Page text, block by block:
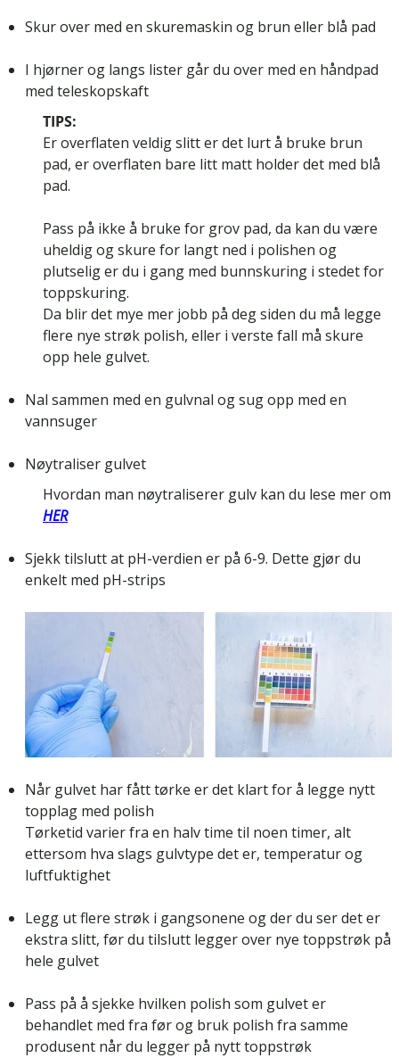
Skur over med en skuremaskin og brun eller blå pad
I hjørner og langs lister går du over med en håndpad
med teleskopskaft
TIPS:
Er overflaten veldig slitt er det lurt å bruke brun
pad, er overflaten bare litt matt holder det med blå
pad.
Pass på ikke å bruke for grov pad, da kan du være
uheldig og skure for langt ned i polishen og
plutselig er du i gang med bunnskuring i stedet for
toppskuring.
Da blir det mye mer jobb på deg siden du må legge
flere nye strøk polish, eller i verste fall må skure
opp hele gulvet.
Nal sammen med en gulvnal og sug opp med en
vannsuger
Nøytraliser gulvet
Hvordan man nøytraliserer gulv kan du lese mer om
HER
Sjekk tilslutt at pH-verdien er på 6-9. Dette gjør du
enkelt med pH-strips
Når gulvet har fått tørke er det klart for å legge nytt
topplag med polish
Tørketid varier fra en halv time til noen timer, alt
ettersom hva slags gulvtype det er, temperatur og
luftfuktighet
Legg ut flere strøk i gangsonene og der du ser det er
ekstra slitt, før du tilslutt legger over nye toppstrøk på
hele gulvet
Pass på å sjekke hvilken polish som gulvet er
behandlet med fra før og bruk polish fra samme
produsent når du legger på nytt toppstrøk